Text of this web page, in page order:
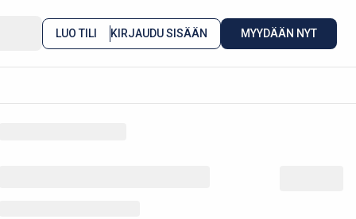
LUO TILI KIRJAUDU SISÄÄN MYYDÄÄN NYT